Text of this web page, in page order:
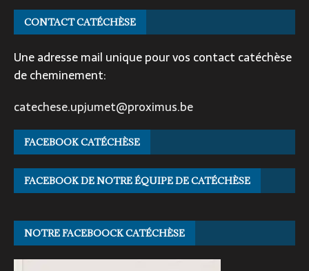
CONTACT CATÉCHÈSE
Une adresse mail unique pour vos contact catéchèse
de cheminement:
catechese.upjumet@proximus.be
FACEBOOK CATÉCHÈSE
FACEBOOK DE NOTRE ÉQUIPE DE CATÉCHÈSE
NOTRE FACEBOOCK CATÉCHÈSE